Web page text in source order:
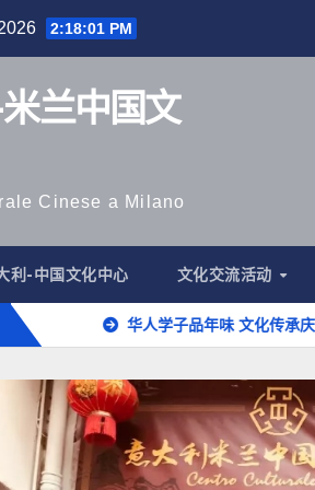
2:18:02 PM
兰中国文
Cinese a Milano
利-中国文化中心 文化交流活动
华人学子品年味 文化传承庆新春